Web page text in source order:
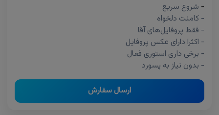
- شروع سریع
- کامنت دلخواه
- فقط پروفایل‌های آقا
- اکثرا دارای عکس پروفایل
- برخی داری استوری فعال
- بدون نیاز به پسورد
ارسال سفارش